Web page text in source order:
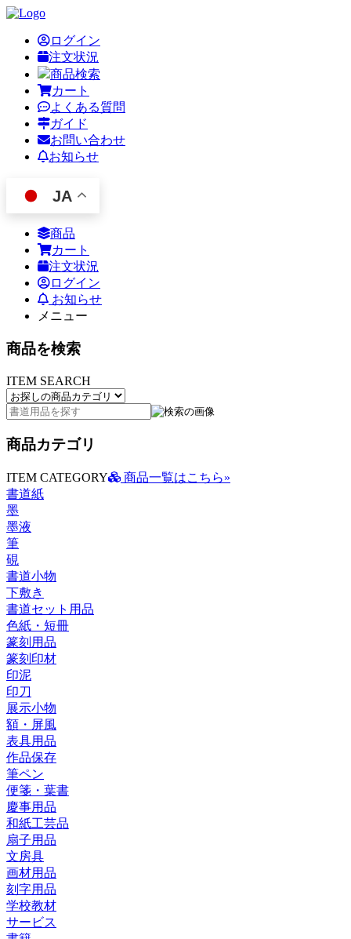
ログイン
注文状況
商品検索
カート
よくある質問
ガイド
お問い合わせ
お知らせ
JA
商品
カート
注文状況
ログイン
お知らせ
メニュー
商品を検索
ITEM SEARCH
商品カテゴリ
ITEM CATEGORY
商品一覧はこちら»
書道紙
墨
墨液
筆
硯
書道小物
下敷き
書道セット用品
色紙・短冊
篆刻用品
篆刻印材
印泥
印刀
展示小物
額・屏風
表具用品
作品保存
筆ペン
便箋・葉書
慶事用品
和紙工芸品
扇子用品
文房具
画材用品
刻字用品
学校教材
サービス